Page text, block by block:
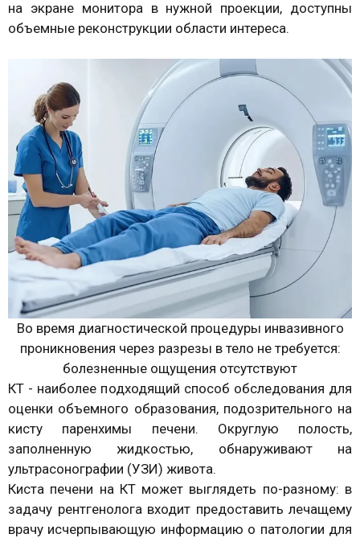
на экране монитора в нужной проекции, доступны
объемные реконструкции области интереса.
Во время диагностической процедуры инвазивного
проникновения через разрезы в тело не требуется:
болезненные ощущения отсутствуют
КТ - наиболее подходящий способ обследования для
оценки объемного образования, подозрительного на
кисту паренхимы печени. Округлую полость,
заполненную жидкостью, обнаруживают на
ультрасонографии (УЗИ) живота.
Киста печени на КТ может выглядеть по-разному: в
задачу рентгенолога входит предоставить лечащему
врачу исчерпывающую информацию о патологии для